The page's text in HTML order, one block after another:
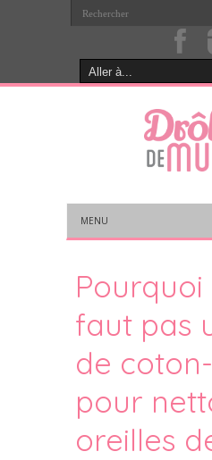
MENU
Pourquoi
faut pas
de
pour
oreilles